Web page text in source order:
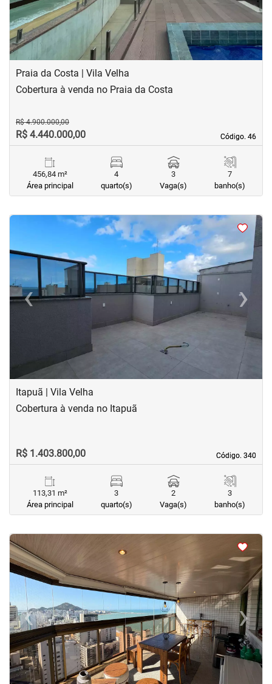
Praia da Costa | Vila Velha
Código. 46
Código. 46
Cobertura à venda no Praia da Costa
R$ 4.900.000,00
R$ 4.440.000,00
456,84 m²
Área principal
4
quarto(s)
3
Vaga(s)
7
banho(s)
<
‹Previous ›Next
Itapuã | Vila Velha
Código. 340
Código. 340
Cobertura à venda no Itapuã
R$ 1.403.800,00
113,31 m²
Área principal
3
quarto(s)
2
Vaga(s)
3
banho(s)
<<
‹Previous ›Next